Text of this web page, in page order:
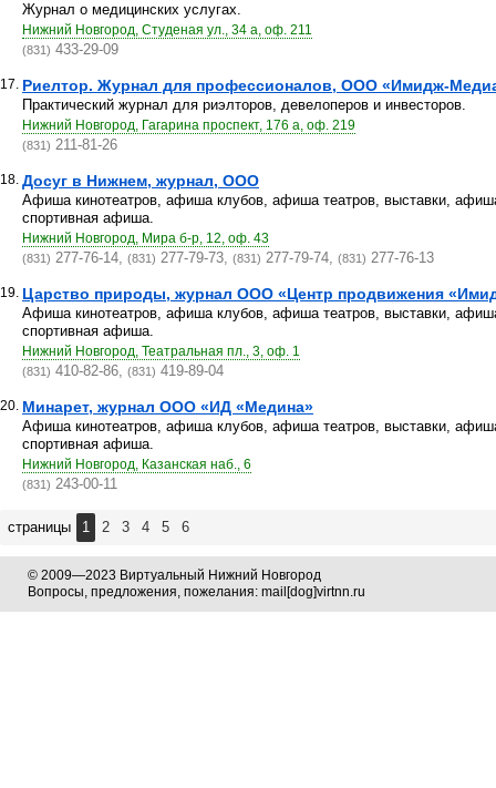
Журнал о медицинских услугах.
Нижний Новгород, Студеная ул., 34 а, оф. 211
(831) 433-29-09
17. Риелтор. Журнал для профессионалов, ООО «Имидж-
Практический журнал для риэлторов, девелоперов и инвесторов.
Нижний Новгород, Гагарина проспект, 176 а, оф. 219
(831) 211-81-26
18. Досуг в Нижнем, журнал, ООО
Афиша кинотеатров, афиша клубов, афиша театров, выставки,
спортивная афиша.
Нижний Новгород, Мира б-р, 12, оф. 43
(831) 277-76-14, (831) 277-79-73, (831) 277-79-74, (831) 277-76-13
19. Царство природы, журнал ООО «Центр продвижения
Афиша кинотеатров, афиша клубов, афиша театров, выставки,
спортивная афиша.
Нижний Новгород, Театральная пл., 3, оф. 1
(831) 410-82-86, (831) 419-89-04
20. Минарет, журнал ООО «ИД «Медина»
Афиша кинотеатров, афиша клубов, афиша театров, выставки,
спортивная афиша.
Нижний Новгород, Казанская наб., 6
(831) 243-00-11
страницы 1 2 3 4 5 6
© 2009—2023 Виртуальный Нижний Новгород
Вопросы, предложения, пожелания: mail[dog]virtnn.ru